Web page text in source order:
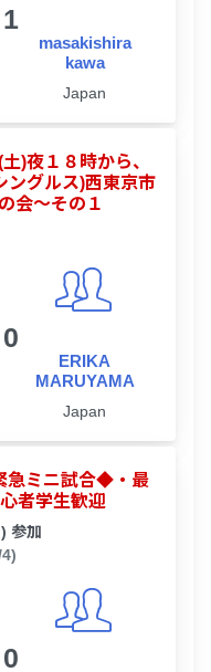
1
masakishira
kawa
Japan
)夜１８時から、
ングルス)西東京市
会～その１
0
ERIKA
MARUYAMA
Japan
急ミニ試合◆・最
者学生歓迎
参加
0